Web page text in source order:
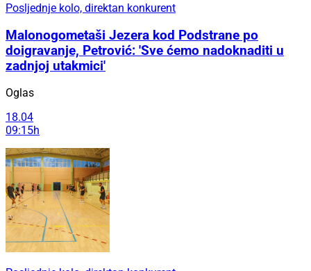
Posljednje kolo, direktan konkurent
Malonogometaši Jezera kod Podstrane po
doigravanje, Petrović: 'Sve ćemo nadoknaditi u
zadnjoj utakmici'
Oglas
18.04
09:15h